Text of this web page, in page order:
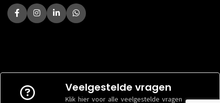
Veelgestelde vragen
Klik hier voor alle veelgestelde vragen